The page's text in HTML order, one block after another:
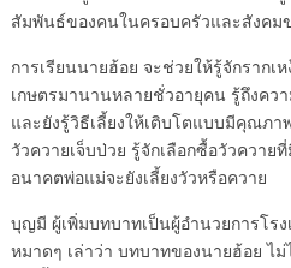
สัมพันธ์ของคนในครอบครัวและสังคม
การเรียนนายฮ้อย จะช่วยให้รู้จักรากเ
เกษตรมานานหลายชั่วอายุคน รู้ถึงค
และยังรู้วิธีเลี้ยงให้เติบโตแบบมีคุณภา
วัวควายเจ็บป่วย รู้จักเลือกซื้อวัวควา
อนาคตพ่อแม่จะยังเลี้ยงวัวหรือควาย
บุญมี ผู้เพิ่มบทบาทเป็นผู้อำนวยการโร
หมาดๆ เล่าว่า บทบาทของนายฮ้อย ไ